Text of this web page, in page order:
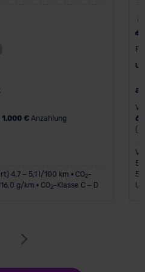
1.000 €Anzahlung
4,7 – 5,1 l/100 km • CO2-
g/km • CO2-Klasse C – D
60
l/